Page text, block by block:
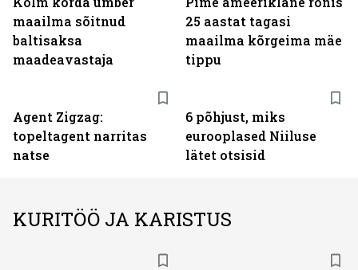
maailma sõitnud
baltisaksa
maadeavastaja
25 aastat tagasi
maailma kõrgeima mäe
tippu
Agent Zigzag:
topeltagent narritas
natse
6 põhjust, miks
eurooplased Niiluse
lätet otsisid
KURITÖÖ JA KARISTUS